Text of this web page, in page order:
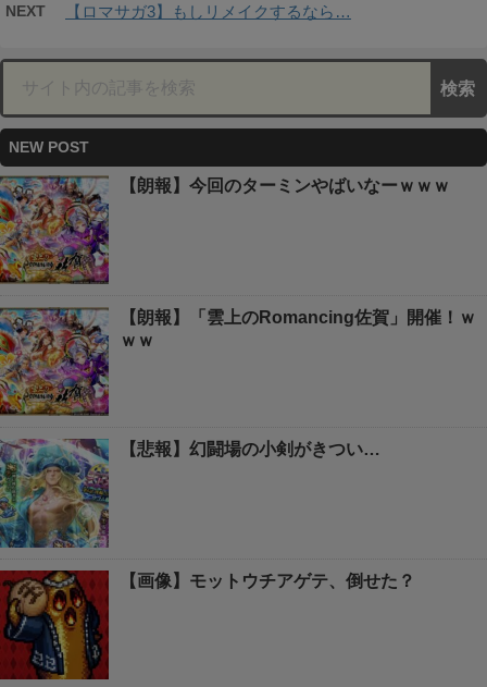
NEXT 【ロマサガ3】もしリメイクするなら…
NEW POST
【朗報】今回のターミンやばいなーｗｗｗ
【朗報】「雲上のRomancing佐賀」開催！ｗ
ｗｗ
【悲報】幻闘場の小剣がきつい…
【画像】モットウチアゲテ、倒せた？